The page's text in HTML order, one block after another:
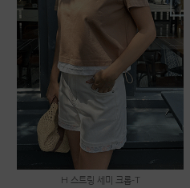
H 스트링 세미 크롭-T